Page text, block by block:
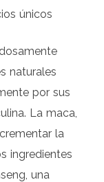
únicos
naturales
por sus
La maca,
la
ingredientes
una